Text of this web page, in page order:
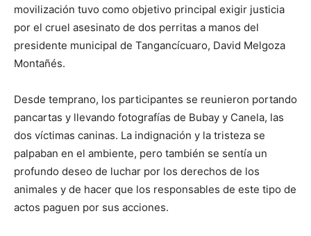
movilización tuvo como objetivo principal exigir justicia
por el cruel asesinato de dos perritas a manos del
presidente municipal de Tangancícuaro, David Melgoza
Montañés.
Desde temprano, los participantes se reunieron portando
pancartas y llevando fotografías de Bubay y Canela, las
dos víctimas caninas. La indignación y la tristeza se
palpaban en el ambiente, pero también se sentía un
profundo deseo de luchar por los derechos de los
animales y de hacer que los responsables de este tipo de
actos paguen por sus acciones.